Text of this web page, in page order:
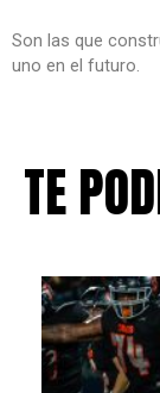
Son las que
uno en el futuro.
TE